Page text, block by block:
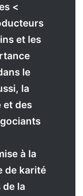
<
et les
le
la
et des
à la
de karité
la